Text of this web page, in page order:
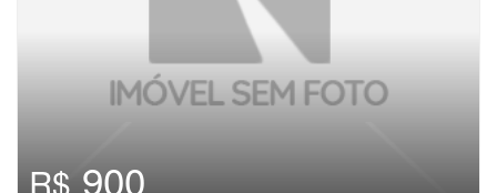
R$900